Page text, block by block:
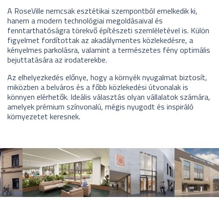
A RoseVille nemcsak esztétikai szempontból emelkedik ki,
hanem a modern technológiai megoldásaival és
fenntarthatóságra törekvő építészeti szemléletével is. Külön
figyelmet fordítottak az akadálymentes közlekedésre, a
kényelmes parkolásra, valamint a természetes fény optimális
bejuttatására az irodaterekbe.
Az elhelyezkedés előnye, hogy a környék nyugalmat biztosít,
miközben a belváros és a főbb közlekedési útvonalak is
könnyen elérhetők. Ideális választás olyan vállalatok számára,
amelyek prémium színvonalú, mégis nyugodt és inspiráló
környezetet keresnek.